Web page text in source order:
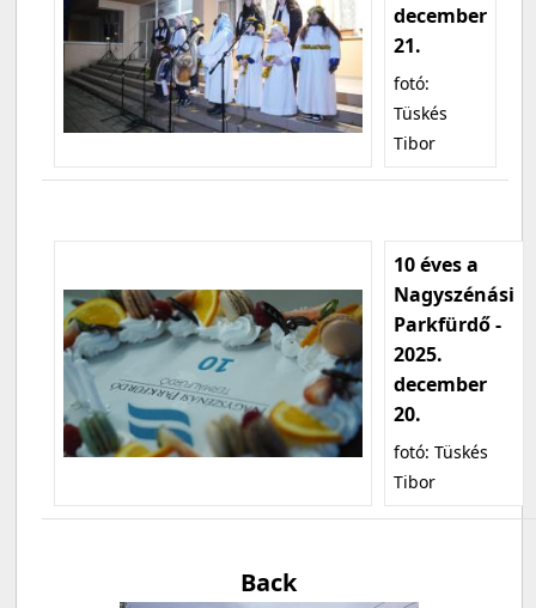
december
21.
fotó:
Tüskés
Tibor
10 éves a
Nagyszénási
Parkfürdő -
2025.
december
20.
fotó: Tüskés
Tibor
Back